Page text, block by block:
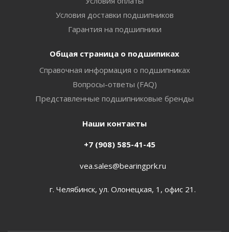
Условия доставки подшипников
Гарантия на подшипники
Общая страница о подшипиках
Справочная информация о подшипниках
Вопросы-ответы (FAQ)
Представленные подшипниковые бренды
Наши контакты
+7 (908) 585-41-45
vea.sales@bearingprk.ru
г. Челябинск, ул. Олонецкая, 1, офис 21.